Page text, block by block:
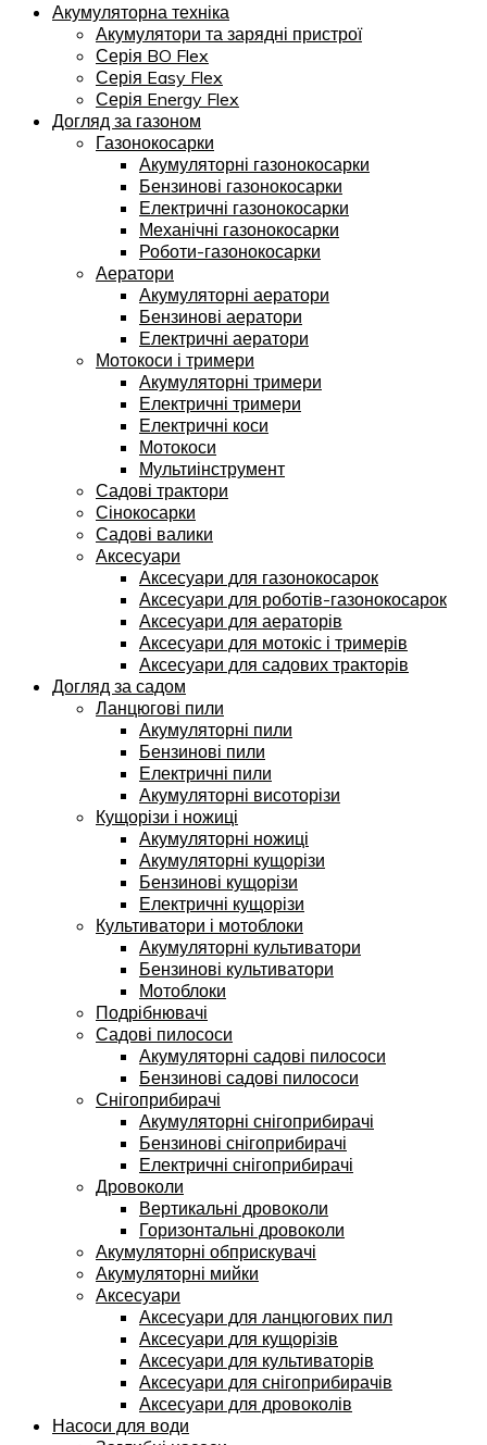
Акумуляторна техніка
Акумулятори та зарядні пристрої
Серія BO Flex
Серія Easy Flex
Серія Energy Flex
Догляд за газоном
Газонокосарки
Акумуляторні газонокосарки
Бензинові газонокосарки
Електричні газонокосарки
Механічні газонокосарки
Роботи-газонокосарки
Аератори
Акумуляторні аератори
Бензинові аератори
Електричні аератори
Мотокоси і тримери
Акумуляторні тримери
Електричні тримери
Електричні коси
Мотокоси
Мультиінструмент
Садові трактори
Сінокосарки
Садові валики
Аксесуари
Аксесуари для газонокосарок
Аксесуари для роботів-газонокосарок
Аксесуари для аераторів
Аксесуари для мотокіс і тримерів
Аксесуари для садових тракторів
Догляд за садом
Ланцюгові пили
Акумуляторні пили
Бензинові пили
Електричні пили
Акумуляторні висоторізи
Кущорізи і ножиці
Акумуляторні ножиці
Акумуляторні кущорізи
Бензинові кущорізи
Електричні кущорізи
Культиватори і мотоблоки
Акумуляторні культиватори
Бензинові культиватори
Мотоблоки
Подрібнювачі
Садові пилососи
Акумуляторні садові пилососи
Бензинові садові пилососи
Снігоприбирачі
Акумуляторні снігоприбирачі
Бензинові снігоприбирачі
Електричні снігоприбирачі
Дровоколи
Вертикальні дровоколи
Горизонтальні дровоколи
Акумуляторні обприскувачі
Акумуляторні мийки
Аксесуари
Аксесуари для ланцюгових пил
Аксесуари для кущорізів
Аксесуари для культиваторів
Аксесуари для снігоприбирачів
Аксесуари для дровоколів
Насоси для води